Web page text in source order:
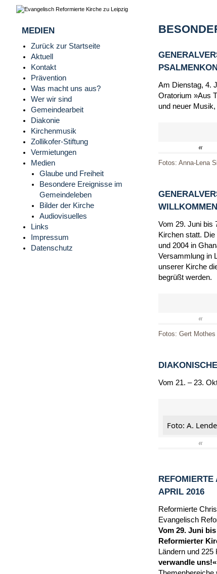
MEDIEN
Zurück zur Startseite
Aktuell
Kontakt
Prävention
Was macht uns aus?
Wer wir sind
Gemeindearbeit
Diakonie
Kirchenmusik
Zollikofer-Stiftung
Vermietungen
Medien
Glaube und Freiheit
Besondere Ereignisse im
Gemeindeleben
Bilder der Kirche
Audiovisuelles
Links
Impressum
Datenschutz
Am Dienstag, 4.
Oratorium »Aus
und neuer
«
Fotos: Anna-Lena
Vom 29. Juni bis
Kirchen statt.
und 2004 in
Versammlung in
unserer Kirche
begrüßt werden.
«
Fotos: Gert Mothes
Vom 21. – 23.
Foto: A.
«
APRIL 2016
Reformierte
Evangelisch
Vom 29. Juni
Reformierter
Ländern und
verwandle uns!«